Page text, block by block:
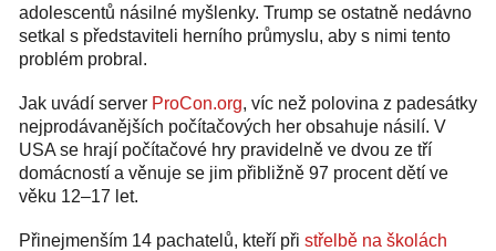
adolescentů násilné myšlenky. Trump se ostatně nedávno
setkal s představiteli herního průmyslu, aby s nimi tento
problém probral.
Jak uvádí server ProCon.org, víc než polovina z padesátky
nejprodávanějších počítačových her obsahuje násilí. V
USA se hrají počítačové hry pravidelně ve dvou ze tří
domácností a věnuje se jim přibližně 97 procent dětí ve
věku 12–17 let.
Přinejmenším 14 pachatelů, kteří při střelbě na školách